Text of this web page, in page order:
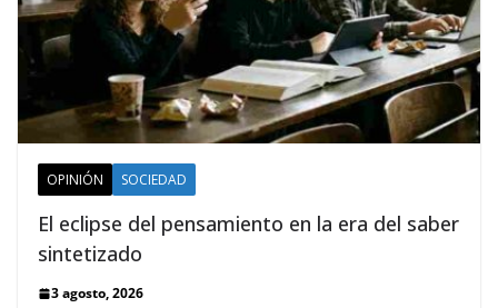
OPINIÓN SOCIEDAD
El eclipse del pensamiento en la era del saber
sintetizado
3 agosto, 2026